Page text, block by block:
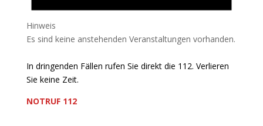
Hinweis
Es sind keine anstehenden Veranstaltungen vorhanden.
In dringenden Fällen rufen Sie direkt die 112. Verlieren
Sie keine Zeit.
NOTRUF 112